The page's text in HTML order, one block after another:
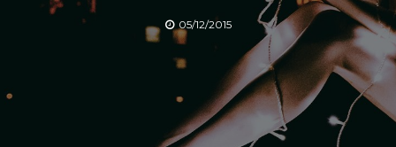
05/12/2015